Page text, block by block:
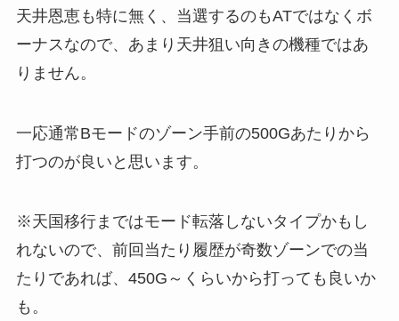
天井恩恵も特に無く、当選するのもATではなくボ
ーナスなので、あまり天井狙い向きの機種ではあ
りません。
一応通常Bモードのゾーン手前の500Gあたりから
打つのが良いと思います。
※天国移行まではモード転落しないタイプかもし
れないので、前回当たり履歴が奇数ゾーンでの当
たりであれば、450G～くらいから打っても良いか
も。